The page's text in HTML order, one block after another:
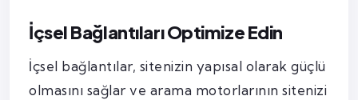
İçsel Bağlantıları Optimize Edin
İçsel bağlantılar, sitenizin yapısal olarak güçlü
olmasını sağlar ve arama motorlarının sitenizi